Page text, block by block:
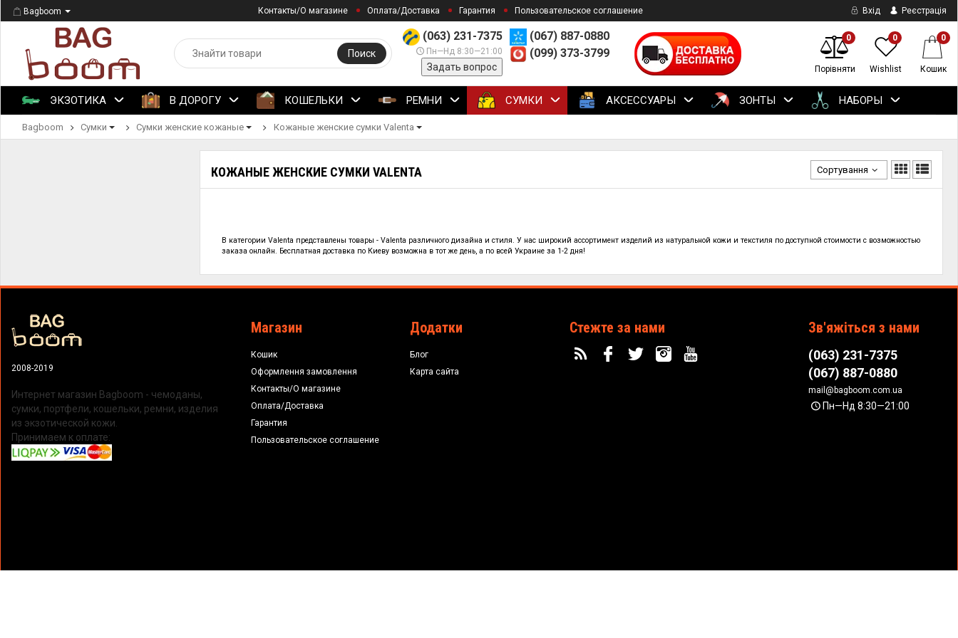
Bagboom Контакты/О магазине Оплата/Доставка Гарантия Пользовательское соглашение Вхід Реєстрація
(063) 231-7375
Пн—Нд 8:30—21:00
Задать вопрос
(067) 887-0880
(099) 373-3799
Поиск
0
Порівняти
0
Wishlist
0
Кошик
ЭКЗОТИКА В ДОРОГУ КОШЕЛЬКИ РЕМНИ СУМКИ АКСЕССУАРЫ ЗОНТЫ НАБОРЫ
Bagboom Сумки Сумки женские кожаные Кожаные женские сумки Valenta
КОЖАНЫЕ ЖЕНСКИЕ СУМКИ VALENTA Сортування
В категорииValenta представлены товары - Valenta различного дизайна и стиля. У нас широкий ассортимент изделий из натуральной кожи и текстиля подоступной стоимости с возможностью
заказа онлайн. Бесплатная доставка по Киеву возможна в тот же день, а по всей Украине за 1-2 дня!
2008-2019
Интернет магазин Bagboom - чемоданы,
сумки, портфели, кошельки, ремни, изделия
из экзотической кожи.
Принимаем к оплате:
Магазин
Кошик
Оформлення замовлення
Контакты/О магазине
Оплата/Доставка
Гарантия
Пользовательское соглашение
Додатки
Блог
Карта сайта
Стежте за нами Зв'яжіться з нами
(063) 231-7375
(067) 887-0880
mail@bagboom.com.ua
Пн—Нд 8:30—21:00